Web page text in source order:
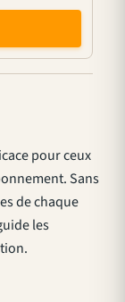
pour ceux
. Sans
de chaque
les